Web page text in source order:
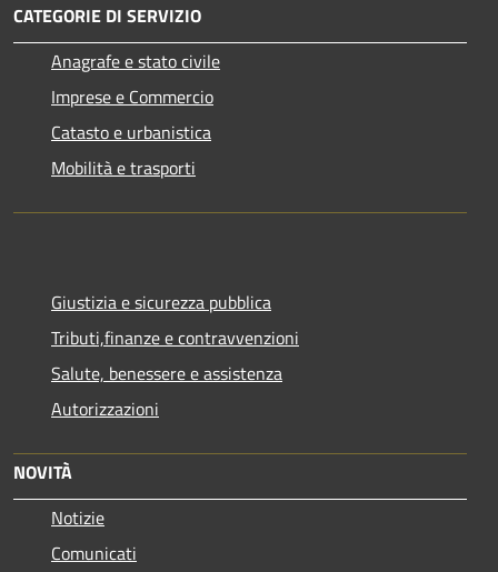
CATEGORIE DI SERVIZIO
Anagrafe e stato civile
Imprese e Commercio
Catasto e urbanistica
Mobilità e trasporti
Giustizia e sicurezza pubblica
Tributi,finanze e contravvenzioni
Salute, benessere e assistenza
Autorizzazioni
NOVITÀ
Notizie
Comunicati